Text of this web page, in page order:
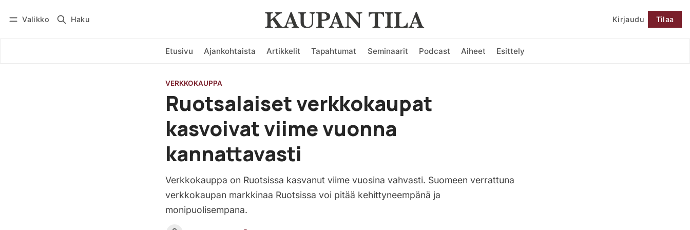
Valikko Haku Kirjaudu Tilaa
Etusivu Ajankohtaista Artikkelit Tapahtumat Seminaarit Podcast Aiheet Esittely
Seuraa
VERKKOKAUPPA
Ruotsalaiset verkkokaupat
kasvoivat viime vuonna
kannattavasti
Verkkokauppa on Ruotsissa kasvanut viime vuosina vahvasti. Suomeen verrattuna
verkkokaupan markkinaa Ruotsissa voi pitää kehittyneempänä ja
monipuolisempana.